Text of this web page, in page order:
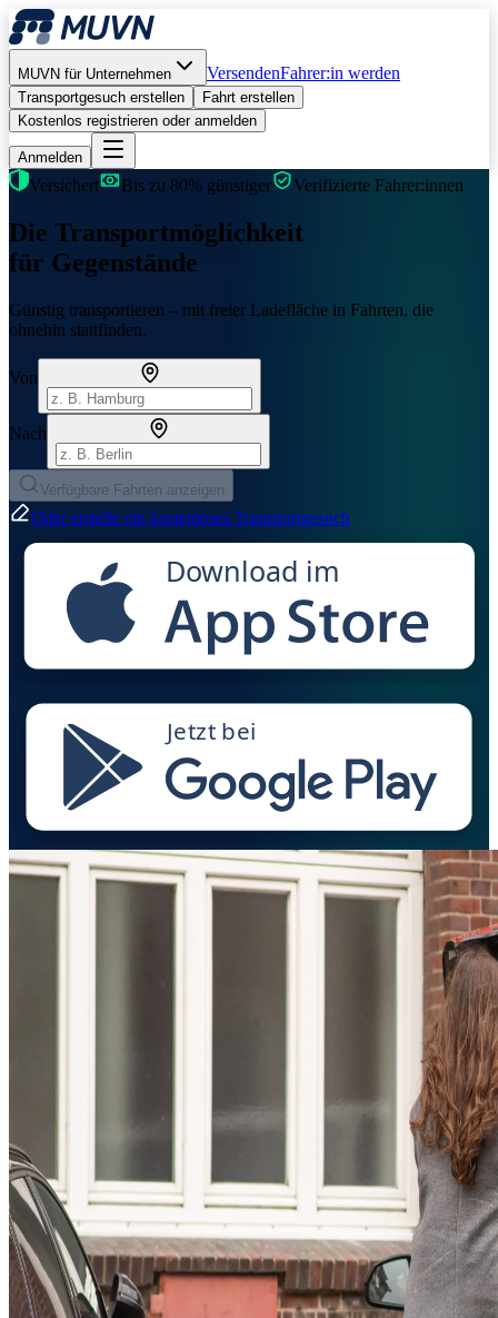
MUVN für Unternehmen VersendenFahrer:in werden
Transportgesuch erstellen
Fahrt erstellen
Kostenlos registrieren oder anmelden
Anmelden
Versichert Bis zu 80% günstiger Verifizierte Fahrer:innen
Die Transportmöglichkeit
für Gegenstände
Günstig transportieren – mit freier Ladefläche in Fahrten, die
ohnehin stattfinden.
Von
Nach
Verfügbare Fahrten anzeigen
Oder erstelle ein kostenloses Transportgesuch
Download im
Jetzt bei